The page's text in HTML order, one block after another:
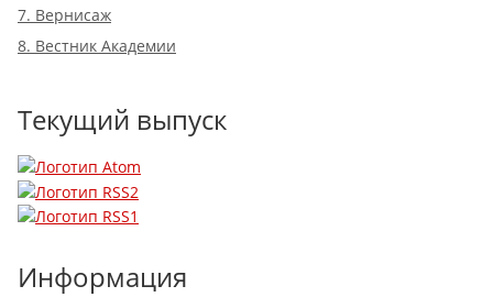
7. Вернисаж
8. Вестник Академии
Текущий выпуск
Информация